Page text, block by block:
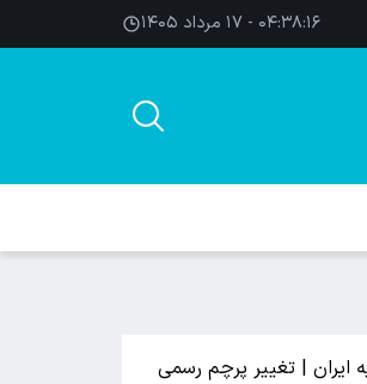
۰۴:۳۸:۱۷ - ۱۷ مرداد ۱۴۰۵
ایران | تغییر پرچم رسمی